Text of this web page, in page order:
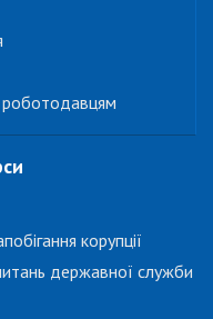
роботодавцям
корупції
державної служби